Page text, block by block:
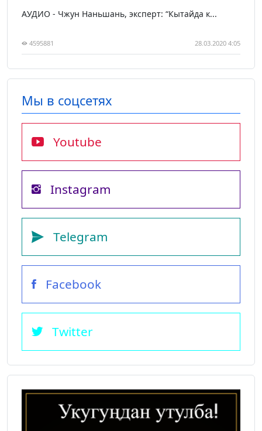
АУДИО - Чжун Наньшань, эксперт: “Кытайда к...
4595881 28.03.2020 4:05
Мы в соцсетях
Youtube
Instagram
Telegram
Facebook
Twitter